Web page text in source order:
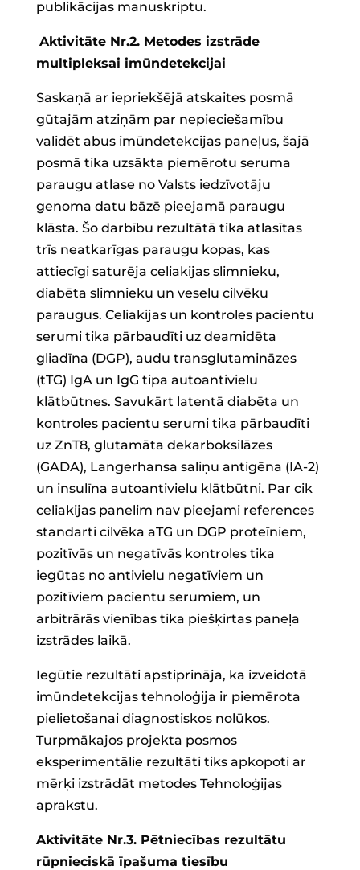
publikācijas manuskriptu.
Aktivitāte Nr.2. Metodes izstrāde
multipleksai imūndetekcijai
Saskaņā ar iepriekšējā atskaites posmā
gūtajām atziņām par nepieciešamību
validēt abus imūndetekcijas paneļus, šajā
posmā tika uzsākta piemērotu seruma
paraugu atlase no Valsts iedzīvotāju
genoma datu bāzē pieejamā paraugu
klāsta. Šo darbību rezultātā tika atlasītas
trīs neatkarīgas paraugu kopas, kas
attiecīgi saturēja celiakijas slimnieku,
diabēta slimnieku un veselu cilvēku
paraugus. Celiakijas un kontroles pacientu
serumi tika pārbaudīti uz deamidēta
gliadīna (DGP), audu transglutamināzes
(tTG) IgA un IgG tipa autoantivielu
klātbūtnes. Savukārt latentā diabēta un
kontroles pacientu serumi tika pārbaudīti
uz ZnT8, glutamāta dekarboksilāzes
(GADA), Langerhansa saliņu antigēna (IA-2)
un insulīna autoantivielu klātbūtni. Par cik
celiakijas panelim nav pieejami references
standarti cilvēka aTG un DGP proteīniem,
pozitīvās un negatīvās kontroles tika
iegūtas no antivielu negatīviem un
pozitīviem pacientu serumiem, un
arbitrārās vienības tika piešķirtas paneļa
izstrādes laikā.
Iegūtie rezultāti apstiprināja, ka izveidotā
imūndetekcijas tehnoloģija ir piemērota
pielietošanai diagnostiskos nolūkos.
Turpmākajos projekta posmos
eksperimentālie rezultāti tiks apkopoti ar
mērķi izstrādāt metodes Tehnoloģijas
aprakstu.
Aktivitāte Nr.3. Pētniecības rezultātu
rūpnieciskā īpašuma tiesību